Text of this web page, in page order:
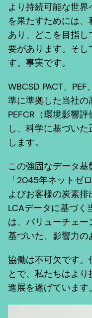
より持続可能な世
を果たすためには
あり、どこを目指
要があります。そ
す。事実です。
WBCSD PACT、
準に準拠した当社の
PEFCR（環境影響
し、科学に基づい
します。
この強固なデータ基
「2045年ネットゼ
よびお客様の炭素排
LCAデータに基づく
は、バリューチェ
基づいた、影響力の
協働は不可欠です。
とで、私たちはよ
進展を遂げています。